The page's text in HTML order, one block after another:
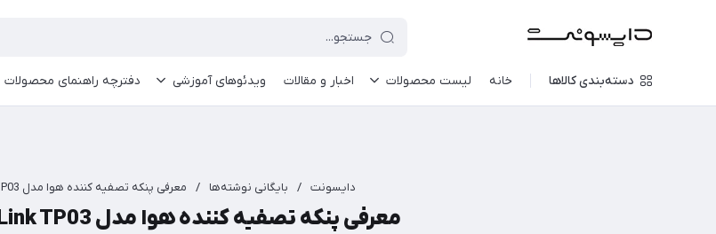
دسته‌بندی کالاها خانه لیست محصولات اخبار و مقالات ویدئو‌های آموزشی دفترچه راهنمای محصولات
دایسونت / بایگانی نوشته‌ها / معرفی پنکه تصفیه کننده هوا مدل Dyson Pure Cool Link TP03
معرفی پنکه تصفیه کننده هوا مدل Dyson Pure Cool Link TP03